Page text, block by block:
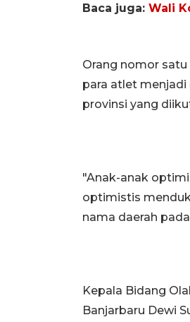
Baca juga: Wali
Orang nomor
para atlet
provinsi yang
"Anak-anak
optimistis
nama daerah
Kepala Bidang
Banjarbaru Dewi